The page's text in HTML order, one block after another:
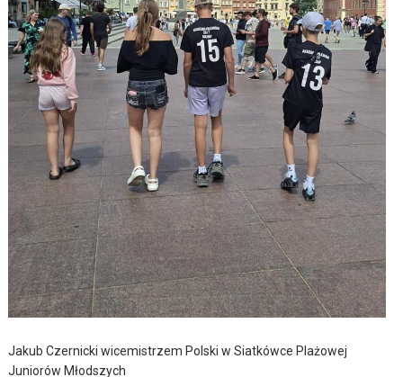
Jakub Czernicki wicemistrzem Polski w Siatkówce Plażowej
Juniorów Młodszych